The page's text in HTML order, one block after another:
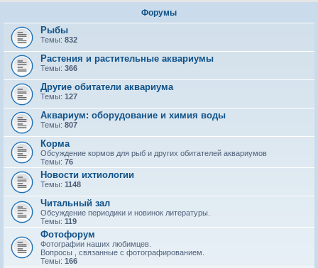
Форумы
Рыбы
Темы: 832
Растения и растительные аквариумы
Темы: 366
Другие обитатели аквариума
Темы: 127
Аквариум: оборудование и химия воды
Темы: 807
Корма
Обсуждение кормов для рыб и других обитателей аквариумов
Темы: 76
Новости ихтиологии
Темы: 1148
Читальный зал
Обсуждение периодики и новинок литературы.
Темы: 119
Фотофорум
Фотографии наших любимцев.
Вопросы , связанные с фотографированием.
Темы: 166